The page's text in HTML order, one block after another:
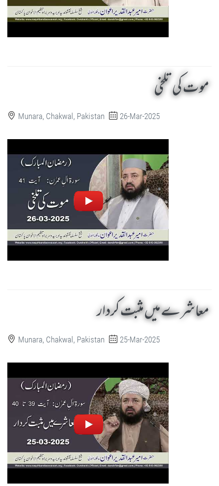
موت کی تلخی
Munara, Chakwal, Pakistan 26-Mar-2025
معاشرے میں مثبت کردار
Munara, Chakwal, Pakistan 25-Mar-2025